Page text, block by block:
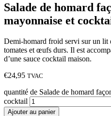
Salade de homard
mayonnaise et
Demi-homard froid servi sur un lit
tomates et œufs durs. Il est
d’une sauce cocktail maison.
€24,95 TVAC
quantité de Salade de homard
cocktail
Ajouter au panier